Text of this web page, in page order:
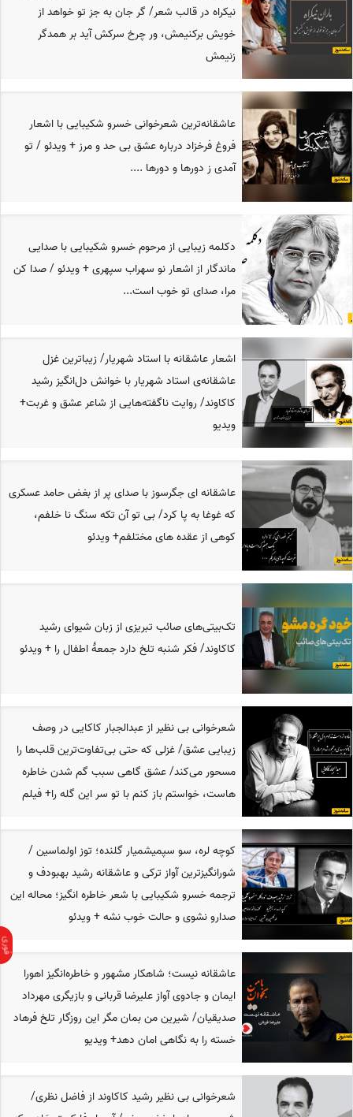
نیکراه در قالب شعر/ گر جان به جز تو خواهد از
خویش برکنیمش، ور چرخ سرکش آید بر همدگر
زنیمش
عاشقانه‌ترین شعرخوانی خسرو شکیبایی با اشعار
فروغ فرخزاد درباره عشق بی حد و مرز + ویدئو / تو
آمدی ز دورها و دورها ....
دکلمه‌ زیبایی از مرحوم خسرو شکیبایی با صدایی
ماندگار از اشعار نو سهراب سپهری + ویدئو / صدا کن
مرا، صدای تو خوب است...
اشعار عاشقانه با استاد شهریار/ زیباترین غزل
عاشقانه‌ی استاد شهریار با خوانش دل‌انگیز رشید
کاکاوند/ روایت ناگفته‌هایی از شاعر عشق و غربت+
ویدیو
عاشقانه ای جگرسوز با صدای پر از بغض حامد عسکری
که غوغا به پا کرد/ بی تو آن تکه سنگ نا خلفم،
کوهی از عقده های مختلفم+ ویدئو
تک‌بیتی‌های صائب تبریزی از زبان شیوای رشید
کاکاوند/ فکر شنبه تلخ دارد جمعهٔ اطفال را + ویدئو
شعرخوانی بی نظیر از عبدالجبار کاکایی در وصف
زیبایی عشق/ غزلی که حتی بی‌تفاوت‌ترین قلب‌ها را
مسحور می‌کند/ عشق گاهی سبب گم شدن خاطره
هاست، خواستم باز کنم با تو سر این گله را+ فیلم
کوچه لره، سو سپمیشمیار گلنده؛ توز اولماسین /
شورانگیزترین آواز ترکی و عاشقانه رشید بهبودف و
ترجمه خسرو شکیبایی با شعر خاطره انگیز؛ محاله این
صدارو نشوی و حالت خوب نشه + ویدئو
عاشقانه نیست؛ شاهکار مشهور و خاطره‌انگیز اهورا
ایمان و جادوی آواز علیرضا قربانی و بازیگری مهرداد
صدیقیان/ شیرین من بمان مگر این روزگار تلخ فرهاد
خسته را به نگاهی امان دهد+ ویدیو
شعرخوانی بی نظیر رشید کاکاوند از فاضل نظری/